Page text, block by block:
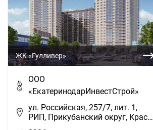
ЖК «Гулливер»
ООО
«ЕкатеринодарИнвестСтрой»
ул. Российская, 257/7, лит. 1,
РИП, Прикубанский округ, Крас…